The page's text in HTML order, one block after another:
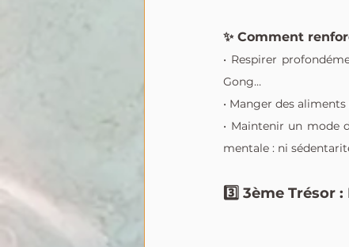
✨ Comment
• Respirer
Gong…
• Manger des
• Maintenir un mode
mentale : ni
3️⃣ 3ème Trésor